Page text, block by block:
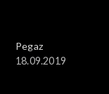
Pegaz
18.09.2019